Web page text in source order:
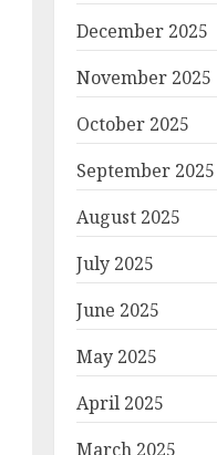
December 2025
November 2025
October 2025
September 2025
August 2025
July 2025
June 2025
May 2025
April 2025
March 2025